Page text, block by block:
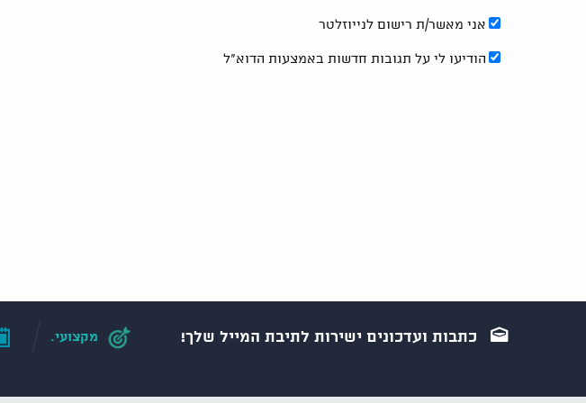
אני מאשר/ת רישום לנייוזלטר
הודיעו לי על תגובות חדשות באמצעות הדוא"ל
כתבות ועדכונים ישירות לתיבת המייל שלך! מקצועי.